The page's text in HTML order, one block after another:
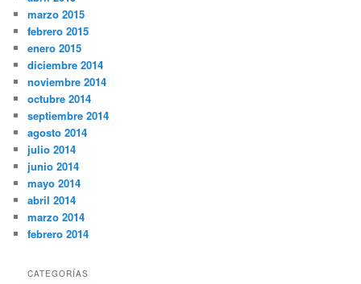
marzo 2015
febrero 2015
enero 2015
diciembre 2014
noviembre 2014
octubre 2014
septiembre 2014
agosto 2014
julio 2014
junio 2014
mayo 2014
abril 2014
marzo 2014
febrero 2014
CATEGORÍAS